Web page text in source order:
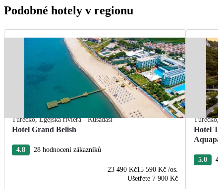
Podobné hotely v regionu
Turecko,Egejská riviéra - Kusadasi
Hotel Grand Belish
4.8 28 hodnocení zákazníků
23 490 Kč15 590 Kč /os.
Ušetřete 7 900 Kč
Turecko,
Hotel
5.0 4